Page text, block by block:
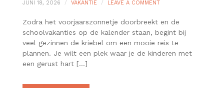
JUNI 18, 2026 VAKANTIE LEAVE A COMMENTON
BESTE
VOOR
EEN
ACTIEVE
Zodra het voorjaarszonnetje doorbreekt en de
schoolvakanties op de kalender staan, begint bij
veel gezinnen de kriebel om een mooie reis te
plannen. Je wilt een plek waar je de kinderen met
een gerust hart […]